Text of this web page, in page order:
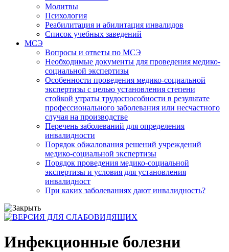
Молитвы
Психология
Реабилитация и абилитация инвалидов
Список учебных заведений
МСЭ
Вопросы и ответы по МСЭ
Необходимые документы для проведения медико-
социальной экспертизы
Особенности проведения медико-социальной
экспертизы с целью установления степени
стойкой утраты трудоспособности в результате
профессионального заболевания или несчастного
случая на производстве
Перечень заболеваний для определения
инвалидности
Порядок обжалования решений учреждений
медико-социальной экспертизы
Порядок проведения медико-социальной
экспертизы и условия для установления
инвалидност
При каких заболеваниях дают инвалидность?
Инфекционные болезни